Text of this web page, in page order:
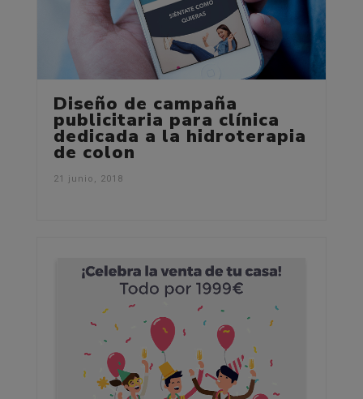
Diseño de campaña
publicitaria para clínica
dedicada a la hidroterapia
de colon
21 junio, 2018